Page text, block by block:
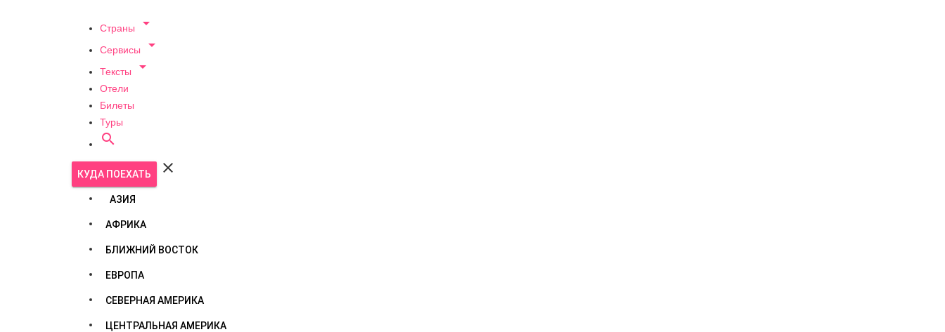
Страны 
Сервисы 
Тексты 
Отели
Билеты
Туры

КУДА ПОЕХАТЬ 
АЗИЯ
АФРИКА
БЛИЖНИЙ ВОСТОК
ЕВРОПА
СЕВЕРНАЯ АМЕРИКА
ЦЕНТРАЛЬНАЯ АМЕРИКА